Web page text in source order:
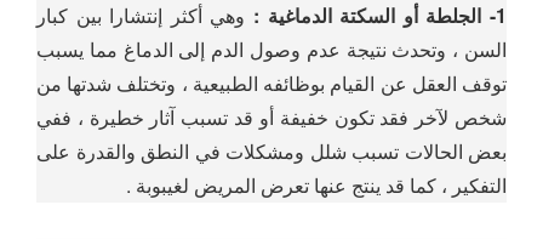
1- الجلطة أو السكتة الدماغية :
وهي أكثر إنتشارا بين كبار
السن ، وتحدث نتيجة عدم وصول الدم إلى الدماغ مما يسبب
توقف العقل عن القيام بوظائفه الطبيعية ، وتختلف شدتها من
شخص لآخر فقد تكون خفيفة أو قد تسبب آثار خطيرة ، ففي
بعض الحالات تسبب شلل ومشكلات في النطق والقدرة على
التفكير ، كما قد ينتج عنها تعرض المريض لغيبوبة .